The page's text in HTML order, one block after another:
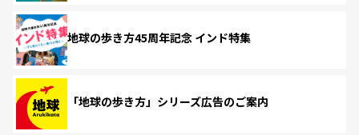
地球の歩き方45周年記念 インド特集
「地球の歩き方」シリーズ広告のご案内